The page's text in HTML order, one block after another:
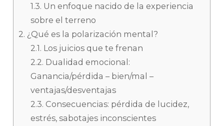
1.3. Un enfoque nacido de la experiencia
sobre el terreno
2. ¿Qué es la polarización mental?
2.1. Los juicios que te frenan
2.2. Dualidad emocional:
Ganancia/pérdida – bien/mal –
ventajas/desventajas
2.3. Consecuencias: pérdida de lucidez,
estrés, sabotajes inconscientes